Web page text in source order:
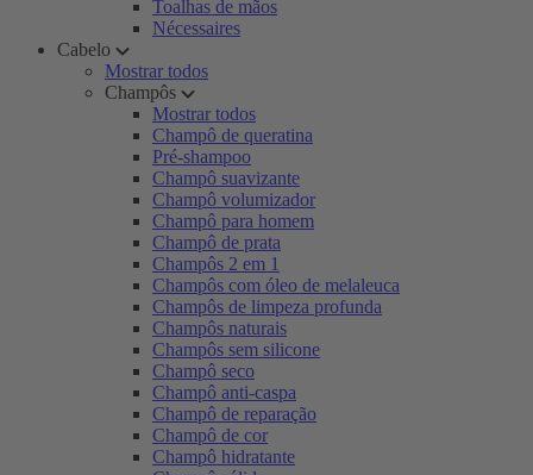
Toalhas de mãos
Nécessaires
Cabelo
Mostrar todos
Champôs
Mostrar todos
Champô de queratina
Pré-shampoo
Champô suavizante
Champô volumizador
Champô para homem
Champô de prata
Champôs 2 em 1
Champôs com óleo de melaleuca
Champôs de limpeza profunda
Champôs naturais
Champôs sem silicone
Champô seco
Champô anti-caspa
Champô de reparação
Champô de cor
Champô hidratante